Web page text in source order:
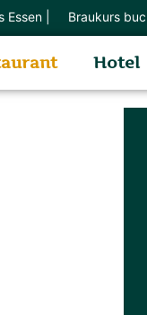
Braukurs buchen |
Hotel